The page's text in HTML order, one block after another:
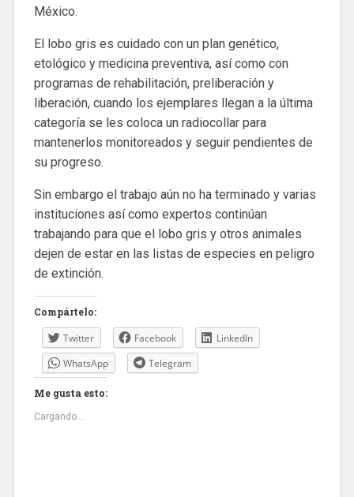
México.
El lobo gris es cuidado con un plan genético,
etológico y medicina preventiva, así como con
programas de rehabilitación, preliberación y
liberación, cuando los ejemplares llegan a la última
categoría se les coloca un radiocollar para
mantenerlos monitoreados y seguir pendientes de
su progreso.
Sin embargo el trabajo aún no ha terminado y varias
instituciones así como expertos continúan
trabajando para que el lobo gris y otros animales
dejen de estar en las listas de especies en peligro
de extinción.
Compártelo:
Twitter Facebook
LinkedIn
WhatsApp
Telegram
Me gusta esto:
Cargando...